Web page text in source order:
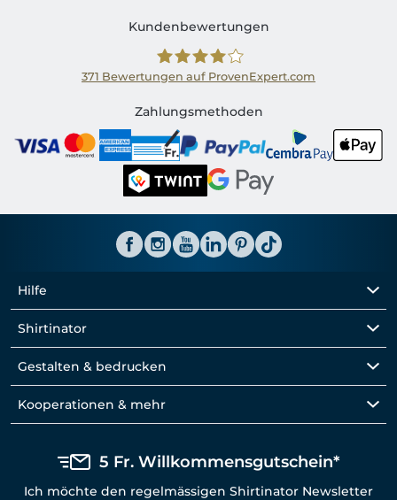
Kundenbewertungen
Shirtinator CH
371 Bewertungen auf ProvenExpert.com
Zahlungsmethoden
Hilfe
Shirtinator
Gestalten & bedrucken
Kooperationen & mehr
5 Fr. Willkommensgutschein*
Ich möchte den regelmässigen Shirtinator Newsletter